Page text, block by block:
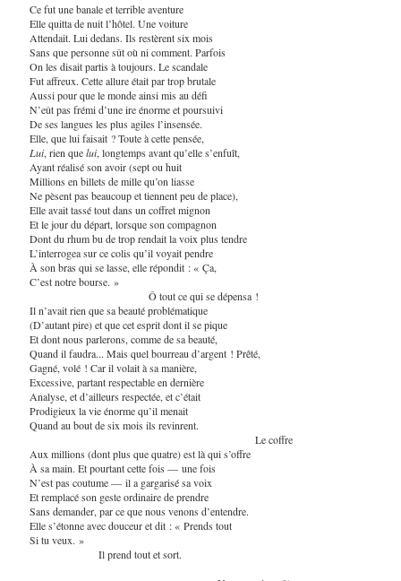
Ce fut une banale et terrible aventure
Elle quitta de nuit l’hôtel. Une voiture
Attendait. Lui dedans. Ils restèrent six mois
Sans que personne sût où ni comment. Parfois
On les disait partis à toujours. Le scandale
Fut affreux. Cette allure était par trop brutale
Aussi pour que le monde ainsi mis au défi
N’eût pas frémi d’une ire énorme et poursuivi
De ses langues les plus agiles l’insensée.
Elle, que lui faisait ? Toute à cette pensée,
Lui, rien quelui, longtemps avant qu’elle s’enfuît,
Ayant réalisé son avoir (sept ou huit
Millions en billets de mille qu’on liasse
Ne pèsent pas beaucoup et tiennent peu de place),
Elle avait tassé tout dans un coffret mignon
Et le jour du départ, lorsque son compagnon
Dont du rhum bu de trop rendait la voix plus tendre
L’interrogea sur ce colis qu’il voyait pendre
À son bras qui se lasse, elle répondit : « Ça,
C’est notre bourse. »
Ô tout ce qui se dépensa !
Il n’avait rien que sa beauté problématique
(D’autant pire) et que cet esprit dont il se pique
Et dont nous parlerons, comme de sa beauté,
Quand il faudra... Mais quel bourreau d’argent ! Prêté,
Gagné, volé ! Car il volait à sa manière,
Excessive, partant respectable en dernière
Analyse, et d’ailleurs respectée, et c’était
Prodigieux la vie énorme qu’il menait
Quand au bout de six mois ils revinrent.
Le coffre
Aux millions (dont plus que quatre) est là qui s’offre
À sa main. Et pourtant cette fois — une fois
N’est pas coutume — il a gargarisé sa voix
Et remplacé son geste ordinaire de prendre
Sans demander, par ce que nous venons d’entendre.
Elle s’étonne avec douceur et dit : « Prends tout
Si tu veux. »
Il prend tout et sort.